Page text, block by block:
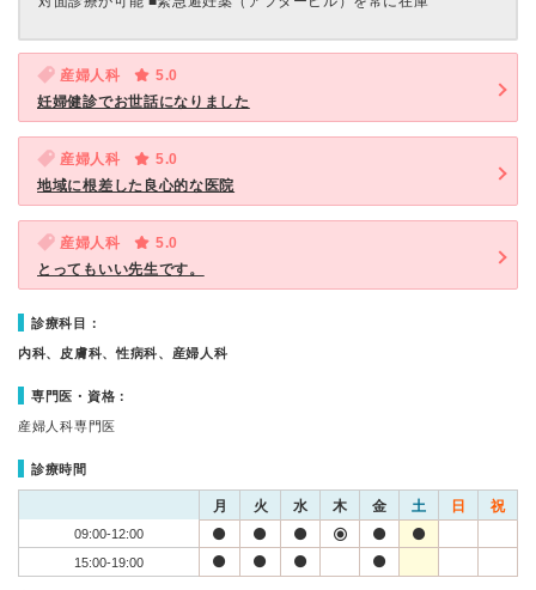
産婦人科
5.0
妊婦健診でお世話になりました
産婦人科
5.0
地域に根差した良心的な医院
産婦人科
5.0
とってもいい先生です。
診療科目：
内科、皮膚科、性病科、産婦人科
専門医・資格：
産婦人科専門医
診療時間
月 火 水 木 金 土 日 祝
09:00-12:00
15:00-19:00